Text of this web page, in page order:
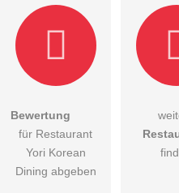
Hiermit akzeptiere ich
DieDatenschutzerklärung
Bewertung
für Restaurant
Yori Korean
Dining abgeben